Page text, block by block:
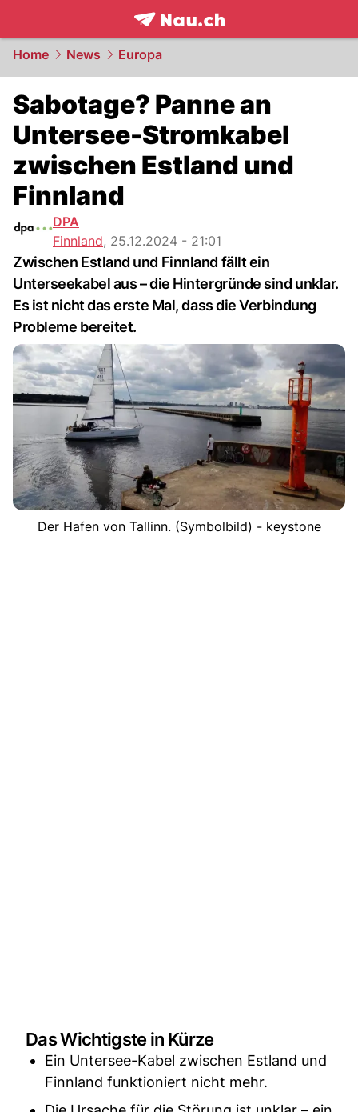
frontpage.NAU.ch
Home News Europa
Sabotage? Panne an
Untersee-Stromkabel
zwischen Estland und
Finnland
DPA
Finnland, 25.12.2024 - 21:01
Zwischen Estland und Finnland fällt ein
Unterseekabel aus – die Hintergründe sind unklar.
Es ist nicht das erste Mal, dass die Verbindung
Probleme bereitet.
Der Hafen von Tallinn. (Symbolbild) - keystone
Das Wichtigste in Kürze
Ein Untersee-Kabel zwischen Estland und
Finnland funktioniert nicht mehr.